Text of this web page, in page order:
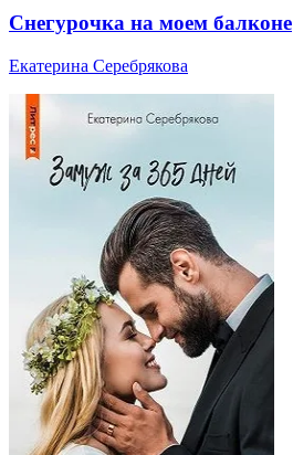
Снегурочка на моем балконе
Екатерина Серебрякова